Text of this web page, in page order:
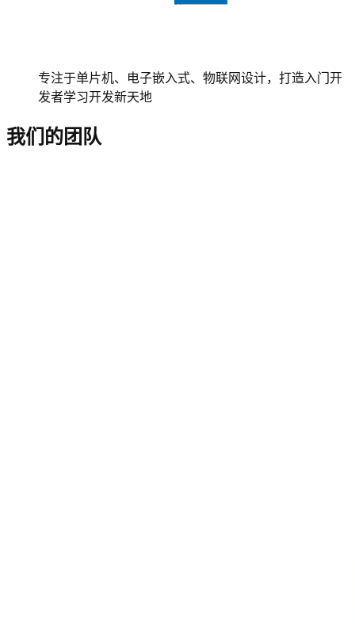
专注于单片机、电子嵌入式、物联网设计，打造入门开
发者学习开发新天地
我们的团队